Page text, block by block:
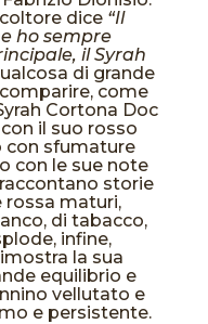
dice “Il
ho sempre
il Syrah
di grande
come
Cortona Doc
il suo rosso
sfumature
con le sue note
storie
rossa maturi,
di tabacco,
infine,
la sua
equilibrio e
vellutato e
e persistente.